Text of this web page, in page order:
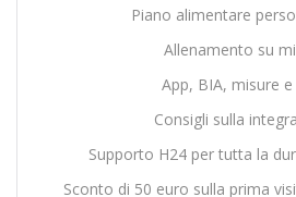
Piano alimentare
Allenamento su
App, BIA, misure
Consigli sulla
Supporto H24 per tutta la
Sconto di 50 euro sulla prima